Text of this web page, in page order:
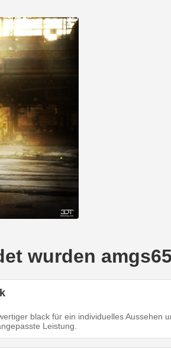
wurden
black für ein individuelles Aussehen
Leistung.